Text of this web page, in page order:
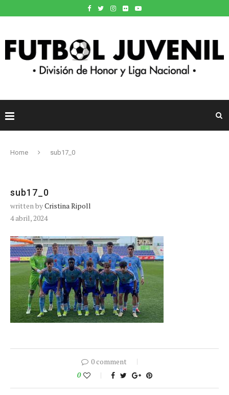
Home sub17_0
sub17_0
written byCristina Ripoll
4 abril, 2024
0 comment
0